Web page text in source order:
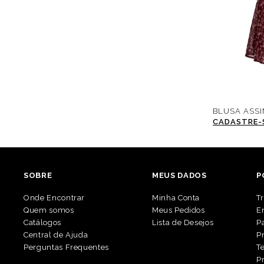
BLUSA
CADASTRE-
SOBRE
Onde Encontrar
Quem somos
Catálogos
Central de Ajuda
Perguntas Frequentes
MEUS DADOS
Minha Conta
Meus Pedidos
Lista de Desejos